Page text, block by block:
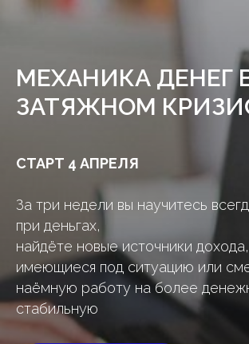
МЕХАНИКА ДЕНЕГ
ЗАТЯЖНОМ
СТАРТ 4 АПРЕЛЯ
За три недели вы научитесь
при деньгах,
найдёте новые источники
имеющиеся под ситуацию или
наёмную работу на более
стабильную